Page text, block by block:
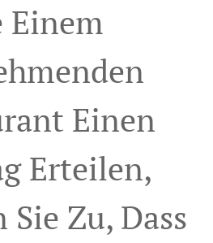
Einem
Einen
Erteilen,
Zu, Dass